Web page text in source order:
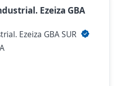
Ezeiza GBA
Ezeiza GBA SUR